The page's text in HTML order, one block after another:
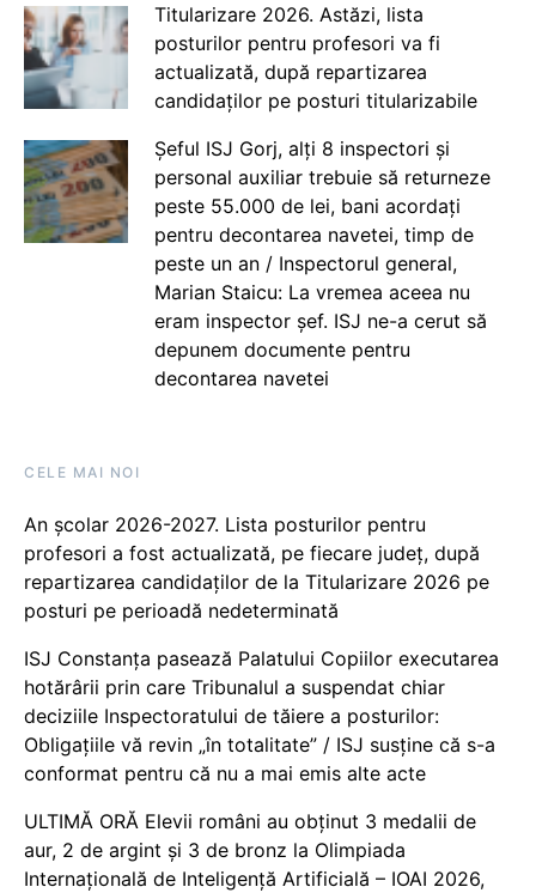
Titularizare 2026. Astăzi, lista
posturilor pentru profesori va fi
actualizată, după repartizarea
candidaților pe posturi titularizabile
Șeful ISJ Gorj, alți 8 inspectori și
personal auxiliar trebuie să returneze
peste 55.000 de lei, bani acordați
pentru decontarea navetei, timp de
peste un an / Inspectorul general,
Marian Staicu: La vremea aceea nu
eram inspector șef. ISJ ne-a cerut să
depunem documente pentru
decontarea navetei
CELE MAI NOI
An școlar 2026-2027. Lista posturilor pentru
profesori a fost actualizată, pe fiecare județ, după
repartizarea candidaților de la Titularizare 2026 pe
posturi pe perioadă nedeterminată
ISJ Constanța pasează Palatului Copiilor executarea
hotărârii prin care Tribunalul a suspendat chiar
deciziile Inspectoratului de tăiere a posturilor:
Obligațiile vă revin „în totalitate” / ISJ susține că s-a
conformat pentru că nu a mai emis alte acte
ULTIMĂ ORĂ Elevii români au obținut 3 medalii de
aur, 2 de argint și 3 de bronz la Olimpiada
Internațională de Inteligență Artificială – IOAI 2026,